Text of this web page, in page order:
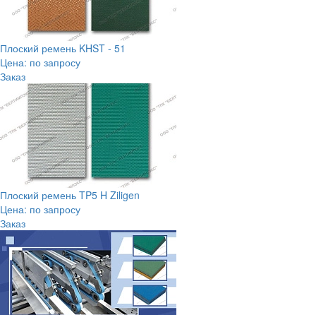
Плоский ремень KHST - 51
Цена: по запросу
Заказ
Плоский ремень TP5 H Ziligen
Цена: по запросу
Заказ